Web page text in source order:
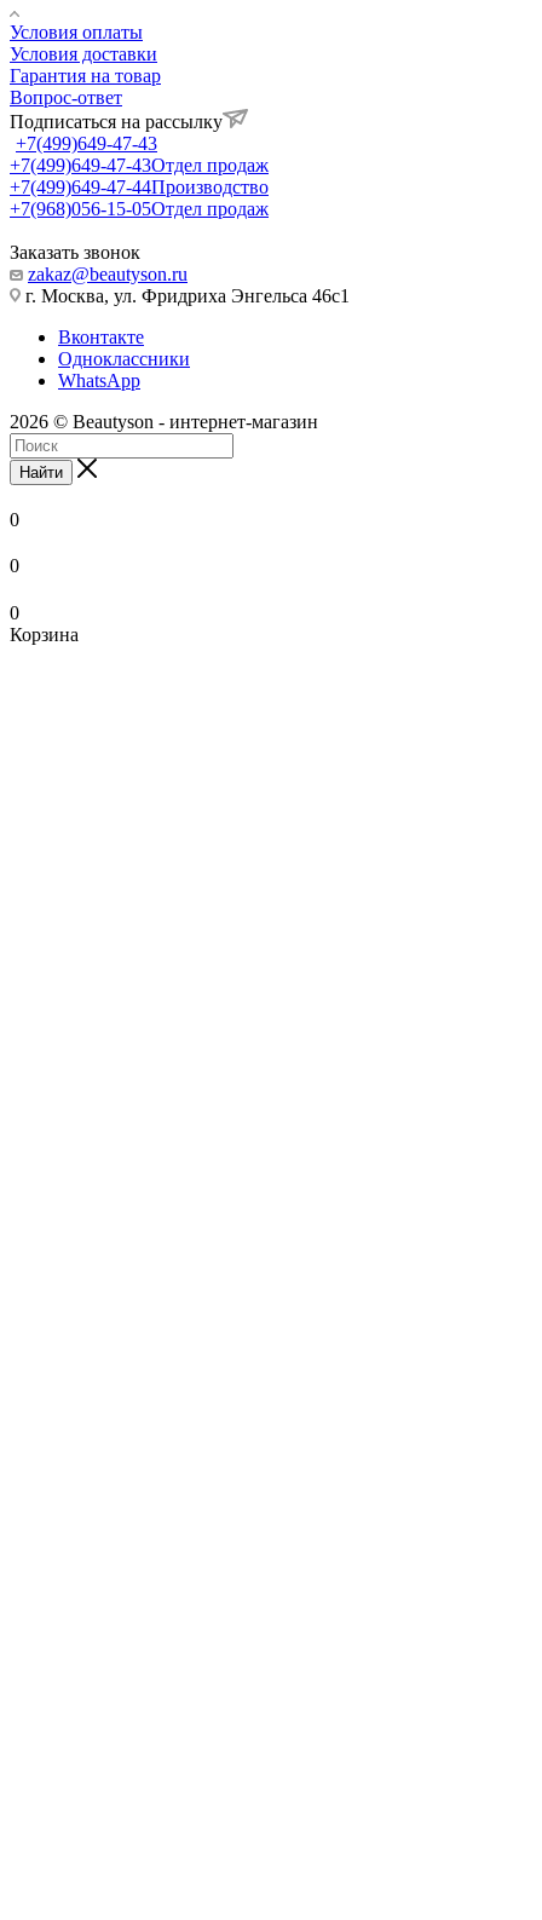
Условия оплаты
Условия доставки
Гарантия на товар
Вопрос-ответ
Подписаться на рассылку
+7(499)649-47-43
+7(499)649-47-43Отдел продаж
+7(499)649-47-44Производство
+7(968)056-15-05Отдел продаж
Заказать звонок
zakaz@beautyson.ru
г. Москва, ул. Фридриха Энгельса 46с1
Вконтакте
Одноклассники
WhatsApp
2026 © Beautyson - интернет-магазин
Найти
0
0
0
Корзина